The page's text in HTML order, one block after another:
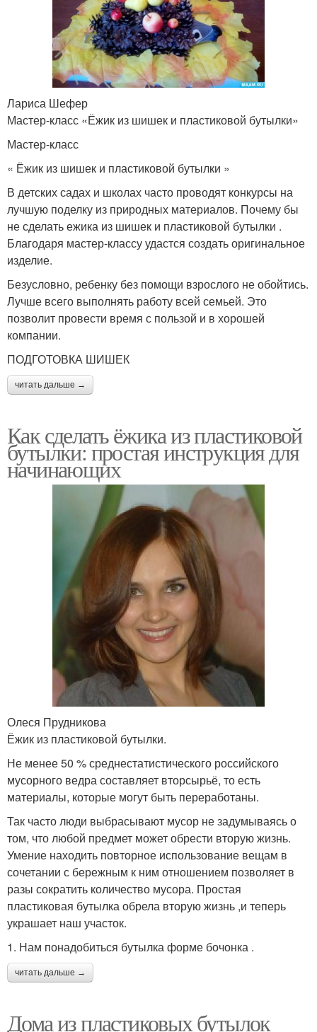
Лариса Шефер
Мастер-класс «Ёжик из шишек и пластиковой бутылки»
Мастер-класс
« Ёжик из шишек и пластиковой бутылки »
В детских садах и школах часто проводят конкурсы на
лучшую поделку из природных материалов. Почему бы
не сделать ежика из шишек и пластиковой бутылки .
Благодаря мастер-классу удастся создать оригинальное
изделие.
Безусловно, ребенку без помощи взрослого не обойтись.
Лучше всего выполнять работу всей семьей. Это
позволит провести время с пользой и в хорошей
компании.
ПОДГОТОВКА ШИШЕК
читать дальше →
Как сделать ёжика из пластиковой
бутылки: простая инструкция для
начинающих
Олеся Прудникова
Ёжик из пластиковой бутылки.
Не менее 50 % среднестатистического российского
мусорного ведра составляет вторсырьё, то есть
материалы, которые могут быть переработаны.
Так часто люди выбрасывают мусор не задумываясь о
том, что любой предмет может обрести вторую жизнь.
Умение находить повторное использование вещам в
сочетании с бережным к ним отношением позволяет в
разы сократить количество мусора. Простая
пластиковая бутылка обрела вторую жизнь ,и теперь
украшает наш участок.
1. Нам понадобиться бутылка форме бочонка .
читать дальше →
Дома из пластиковых бутылок